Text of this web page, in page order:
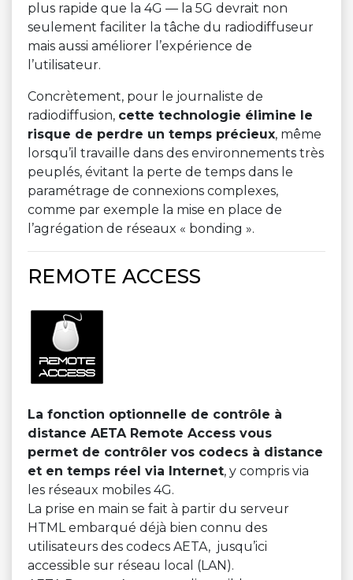
plus rapide que la 4G — la 5G devrait non
seulement faciliter la tâche du radiodiffuseur
mais aussi améliorer l’expérience de
l’utilisateur.
Concrètement, pour le journaliste de
radiodiffusion, cette technologie élimine le
risque de perdre un temps précieux, même
lorsqu’il travaille dans des environnements très
peuplés, évitant la perte de temps dans le
paramétrage de connexions complexes,
comme par exemple la mise en place de
l’agrégation de réseaux « bonding ».
REMOTE ACCESS
La fonction optionnelle de contrôle à
distance AETA Remote Access vous
permet de contrôler vos codecs à distance
et en temps réel via Internet, y compris via
les réseaux mobiles 4G.
La prise en main se fait à partir du serveur
HTML embarqué déjà bien connu des
utilisateurs des codecs AETA, jusqu’ici
accessible sur réseau local (LAN).